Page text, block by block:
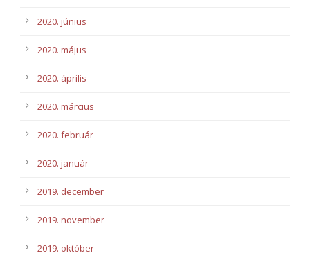
2020. június
2020. május
2020. április
2020. március
2020. február
2020. január
2019. december
2019. november
2019. október